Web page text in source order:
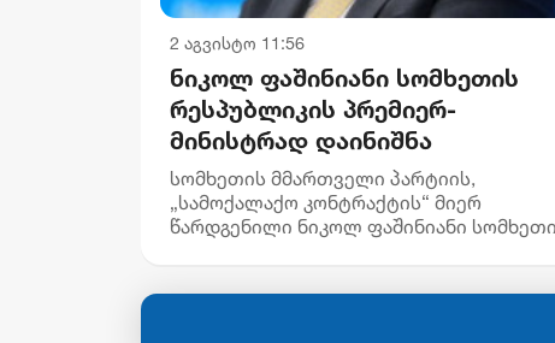
2 აგვისტო 11:56
ნიკოლ ფაშინიანი სომხეთის
რესპუბლიკის პრემიერ-
მინისტრად დაინიშნა
სომხეთის მმართველი პარტიის,
„სამოქალაქო კონტრაქტის“ მიერ
წარდგენილი ნიკოლ ფაშინიანი
სომხური მედია ავრცელებს.